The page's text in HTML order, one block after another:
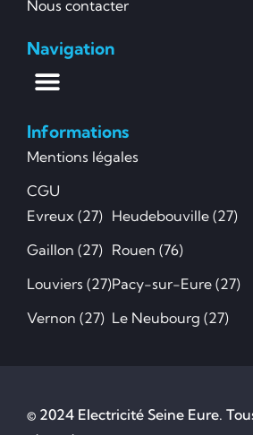
Nous contacter
Navigation
Informations
Mentions légales
CGU
Evreux (27)
Gaillon (27)
Louviers (27)
Vernon (27)
Heudebouville (27)
Rouen (76)
Pacy-sur-Eure (27)
Le Neubourg (27)
© 2024 Electricité Seine Eure.